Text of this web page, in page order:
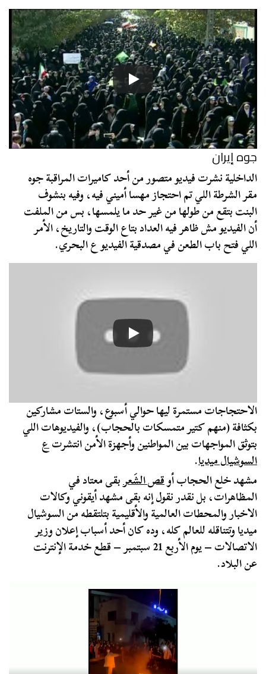
جوه إيران
الداخلية نشرت فيديو متصور من أحد كاميرات المراقبة جوه
مقر الشرطة اللي تم احتجازمهسا أمينيفيه، وفيه بنشوف
البنت بتقع من طولها من غير حد ما يلمسها، بس من الملفت
أن الفيديو مش ظاهر فيه العداد بتاع الوقت والتاريخ، الأمر
اللي فتح باب الطعن في مصدقية الفيديو ع البحري.
الاحتجاجات مستمرة ليها حوالي أسبوع، والستات مشاركين
بكثافة (منهم كتير متمسكات بالحجاب)، والفيديوهات اللي
بتوثق المواجهات بين المواطنين وأجهزة الأمن انتشرتع
السوشيال ميديا.
مشهد خلع الحجاب أوقص الشَعربقى معتاد في
المظاهرات، بل نقدر نقول إنه بقى مشهد أيقوني وكالات
الاخبار والمحطات العالمية والأقليمية بتلتقطه من السوشيال
ميديا وتتناقله للعالم كله، وده كان أحد أسباب إعلان وزير
الاتصالات – يوم الأربع 21 سبتمبر – قطع خدمة الإنترنت
عن البلاد.